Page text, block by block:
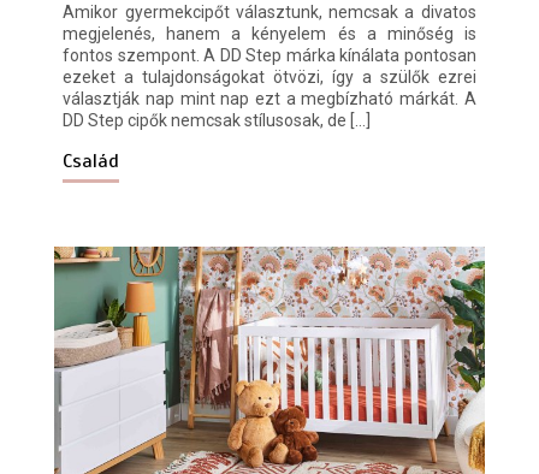
Amikor gyermekcipőt választunk, nemcsak a divatos
megjelenés, hanem a kényelem és a minőség is
fontos szempont. A DD Step márka kínálata pontosan
ezeket a tulajdonságokat ötvözi, így a szülők ezrei
választják nap mint nap ezt a megbízható márkát. A
DD Step cipők nemcsak stílusosak, de […]
Család